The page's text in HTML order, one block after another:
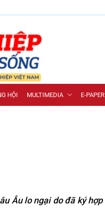
HỘI MULTIMEDIA E-PAPER
Âu lo ngại do đã ký hợp